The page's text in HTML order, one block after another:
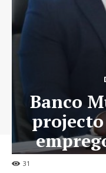
31
Banco